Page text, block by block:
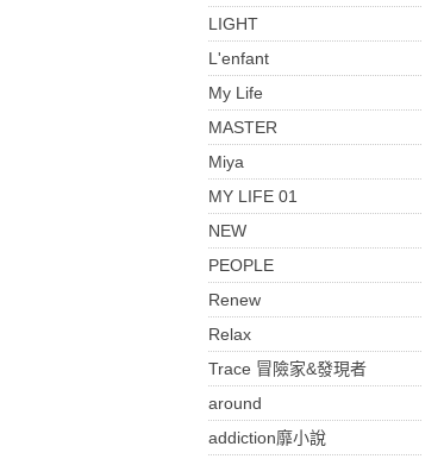
LIGHT
L'enfant
My Life
MASTER
Miya
MY LIFE 01
NEW
PEOPLE
Renew
Relax
Trace 冒險家&發現者
around
addiction靡小說